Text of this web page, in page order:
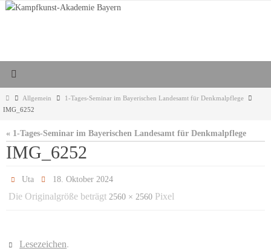
Zum
StartAllgemein
1-Tages-Seminar im Bayerischen Landesamt für Denkmalpflege
IMG_6252
« 1-Tages-Seminar im Bayerischen Landesamt für Denkmalpflege
IMG_6252
Uta 18. Oktober 2024
Die Originalgröße beträgt 2560 × 2560 Pixel
Lesezeichen.